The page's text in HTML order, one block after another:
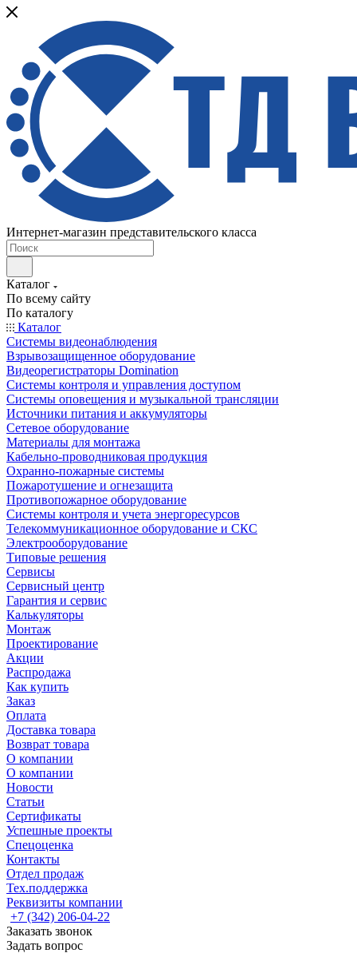
Интернет-магазин представительского класса
Каталог
По всему сайту
По каталогу
Каталог
Системы видеонаблюдения
Взрывозащищенное оборудование
Видеорегистраторы Domination
Системы контроля и управления доступом
Системы оповещения и музыкальной трансляции
Источники питания и аккумуляторы
Сетевое оборудование
Материалы для монтажа
Кабельно-проводниковая продукция
Охранно-пожарные системы
Пожаротушение и огнезащита
Противопожарное оборудование
Системы контроля и учета энергоресурсов
Телекоммуникационное оборудование и СКС
Электрооборудование
Типовые решения
Сервисы
Сервисный центр
Гарантия и сервис
Калькуляторы
Монтаж
Проектирование
Акции
Распродажа
Как купить
Заказ
Оплата
Доставка товара
Возврат товара
О компании
О компании
Новости
Статьи
Сертификаты
Успешные проекты
Спецоценка
Контакты
Отдел продаж
Тех.поддержка
Реквизиты компании
+7 (342) 206-04-22
Заказать звонок
Задать вопрос